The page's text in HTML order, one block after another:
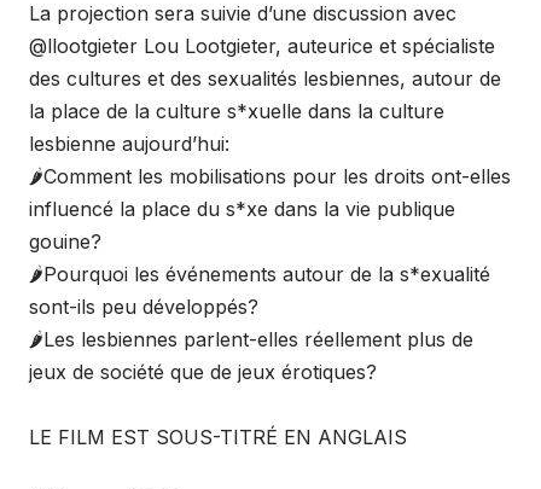
La projection sera suivie d’une discussion avec
@llootgieter Lou Lootgieter, auteurice et spécialiste
des cultures et des sexualités lesbiennes, autour de
la place de la culture s*xuelle dans la culture
lesbienne aujourd’hui:
🌶Comment les mobilisations pour les droits ont-elles
influencé la place du s*xe dans la vie publique
gouine?
🌶Pourquoi les événements autour de la s*exualité
sont-ils peu développés?
🌶Les lesbiennes parlent-elles réellement plus de
jeux de société que de jeux érotiques?
LE FILM EST SOUS-TITRÉ EN ANGLAIS